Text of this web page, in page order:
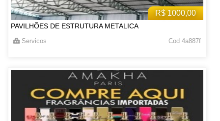
R$ 1000,00
PAVILHÕES DE ESTRUTURA METALICA
Servicos Cod 4a887f